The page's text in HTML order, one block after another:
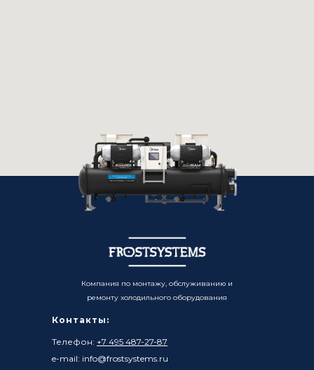
Контакты:
Телефон: +7 495 487-27-87
e-mail: info@frostsystems.ru
Компания по монтажу, обслуживанию и
ремонту холодильного оборудования